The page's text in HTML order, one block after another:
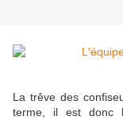
La trêve des
terme, il est donc